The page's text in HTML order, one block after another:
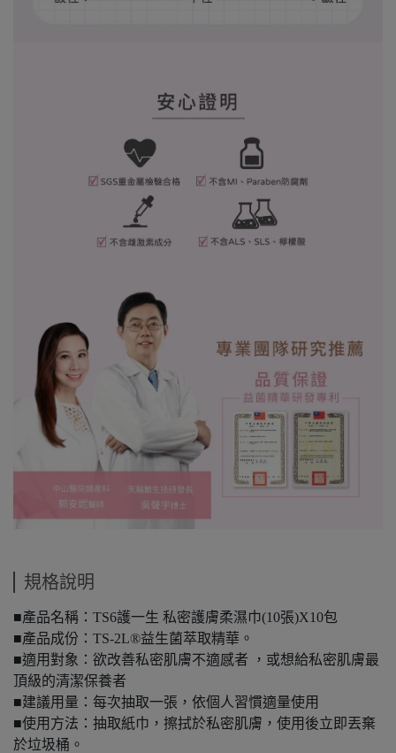
規格說明
■產品名稱：TS6護一生 私密護膚柔濕巾(10張)X10包
■產品成份：TS-2L®益生菌萃取精華。
■適用對象：欲改善私密肌膚不適感者 ，或想給私密肌膚最
頂級的清潔保養者
■建議用量：每次抽取一張，依個人習慣適量使用
■使用方法：抽取紙巾，擦拭於私密肌膚，使用後立即丟棄
於垃圾桶。